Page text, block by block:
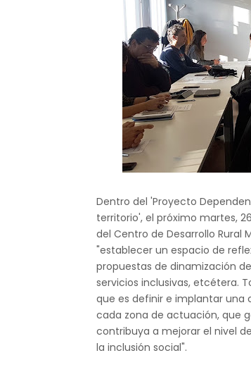
Dentro del 'Proyecto
territorio', el próximo martes,
del Centro de Desarrollo Rural
"establecer un espacio de
propuestas de dinamización
servicios inclusivas, etcétera.
que es definir e implantar una
cada zona de actuación, que
contribuya a mejorar el nivel
la inclusión social".